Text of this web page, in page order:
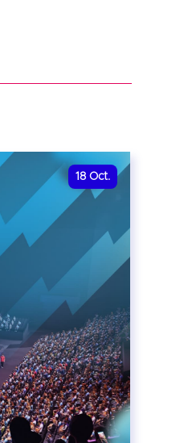
18 Oct.